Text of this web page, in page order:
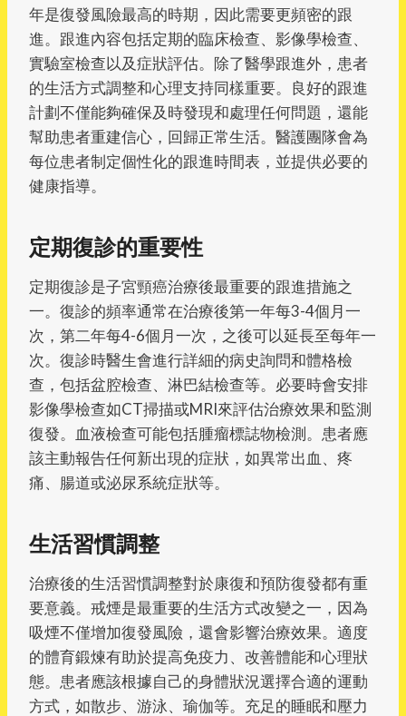
年是復發風險最高的時期，因此需要更頻密的跟
進。跟進內容包括定期的臨床檢查、影像學檢查、
實驗室檢查以及症狀評估。除了醫學跟進外，患者
的生活方式調整和心理支持同樣重要。良好的跟進
計劃不僅能夠確保及時發現和處理任何問題，還能
幫助患者重建信心，回歸正常生活。醫護團隊會為
每位患者制定個性化的跟進時間表，並提供必要的
健康指導。
定期復診的重要性
定期復診是子宮頸癌治療後最重要的跟進措施之
一。復診的頻率通常在治療後第一年每3-4個月一
次，第二年每4-6個月一次，之後可以延長至每年一
次。復診時醫生會進行詳細的病史詢問和體格檢
查，包括盆腔檢查、淋巴結檢查等。必要時會安排
影像學檢查如CT掃描或MRI來評估治療效果和監測
復發。血液檢查可能包括腫瘤標誌物檢測。患者應
該主動報告任何新出現的症狀，如異常出血、疼
痛、腸道或泌尿系統症狀等。
生活習慣調整
治療後的生活習慣調整對於康復和預防復發都有重
要意義。戒煙是最重要的生活方式改變之一，因為
吸煙不僅增加復發風險，還會影響治療效果。適度
的體育鍛煉有助於提高免疫力、改善體能和心理狀
態。患者應該根據自己的身體狀況選擇合適的運動
方式，如散步、游泳、瑜伽等。充足的睡眠和壓力